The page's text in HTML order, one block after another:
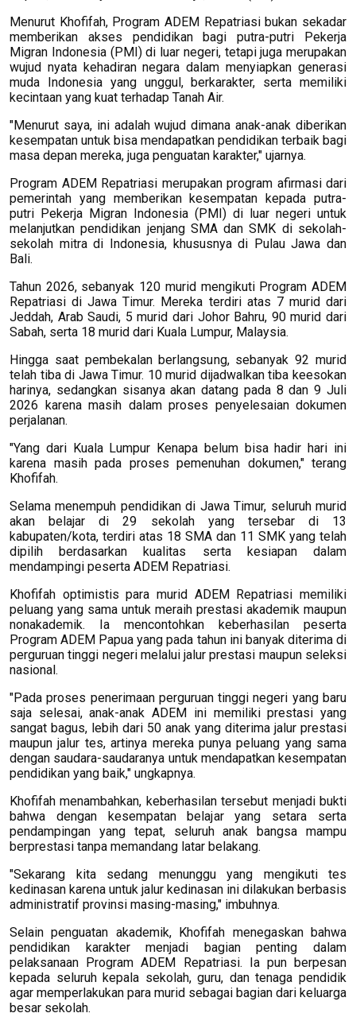
Menurut Khofifah, Program ADEM Repatriasi bukan sekadar
memberikan akses pendidikan bagi putra-putri Pekerja
Migran Indonesia (PMI) di luar negeri, tetapi juga merupakan
wujud nyata kehadiran negara dalam menyiapkan generasi
muda Indonesia yang unggul, berkarakter, serta memiliki
kecintaan yang kuat terhadap Tanah Air.
"Menurut saya, ini adalah wujud dimana anak-anak diberikan
kesempatan untuk bisa mendapatkan pendidikan terbaik bagi
masa depan mereka, juga penguatan karakter," ujarnya.
Program ADEM Repatriasi merupakan program afirmasi dari
pemerintah yang memberikan kesempatan kepada putra-
putri Pekerja Migran Indonesia (PMI) di luar negeri untuk
melanjutkan pendidikan jenjang SMA dan SMK di sekolah-
sekolah mitra di Indonesia, khususnya di Pulau Jawa dan
Bali.
Tahun 2026, sebanyak 120 murid mengikuti Program ADEM
Repatriasi di Jawa Timur. Mereka terdiri atas 7 murid dari
Jeddah, Arab Saudi, 5 murid dari Johor Bahru, 90 murid dari
Sabah, serta 18 murid dari Kuala Lumpur, Malaysia.
Hingga saat pembekalan berlangsung, sebanyak 92 murid
telah tiba di Jawa Timur. 10 murid dijadwalkan tiba keesokan
harinya, sedangkan sisanya akan datang pada 8 dan 9 Juli
2026 karena masih dalam proses penyelesaian dokumen
perjalanan.
"Yang dari Kuala Lumpur Kenapa belum bisa hadir hari ini
karena masih pada proses pemenuhan dokumen," terang
Khofifah.
Selama menempuh pendidikan di Jawa Timur, seluruh murid
akan belajar di 29 sekolah yang tersebar di 13
kabupaten/kota, terdiri atas 18 SMA dan 11 SMK yang telah
dipilih berdasarkan kualitas serta kesiapan dalam
mendampingi peserta ADEM Repatriasi.
Khofifah optimistis para murid ADEM Repatriasi memiliki
peluang yang sama untuk meraih prestasi akademik maupun
nonakademik. Ia mencontohkan keberhasilan peserta
Program ADEM Papua yang pada tahun ini banyak diterima di
perguruan tinggi negeri melalui jalur prestasi maupun seleksi
nasional.
"Pada proses penerimaan perguruan tinggi negeri yang baru
saja selesai, anak-anak ADEM ini memiliki prestasi yang
sangat bagus, lebih dari 50 anak yang diterima jalur prestasi
maupun jalur tes, artinya mereka punya peluang yang sama
dengan saudara-saudaranya untuk mendapatkan kesempatan
pendidikan yang baik," ungkapnya.
Khofifah menambahkan, keberhasilan tersebut menjadi bukti
bahwa dengan kesempatan belajar yang setara serta
pendampingan yang tepat, seluruh anak bangsa mampu
berprestasi tanpa memandang latar belakang.
"Sekarang kita sedang menunggu yang mengikuti tes
kedinasan karena untuk jalur kedinasan ini dilakukan berbasis
administratif provinsi masing-masing," imbuhnya.
Selain penguatan akademik, Khofifah menegaskan bahwa
pendidikan karakter menjadi bagian penting dalam
pelaksanaan Program ADEM Repatriasi. Ia pun berpesan
kepada seluruh kepala sekolah, guru, dan tenaga pendidik
agar memperlakukan para murid sebagai bagian dari keluarga
besar sekolah.